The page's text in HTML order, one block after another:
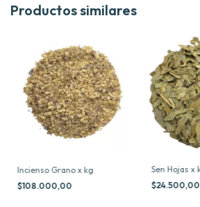
Productos similares
Incienso Grano x kg
$108.000,00
Sen Hojas x
$24.500,00